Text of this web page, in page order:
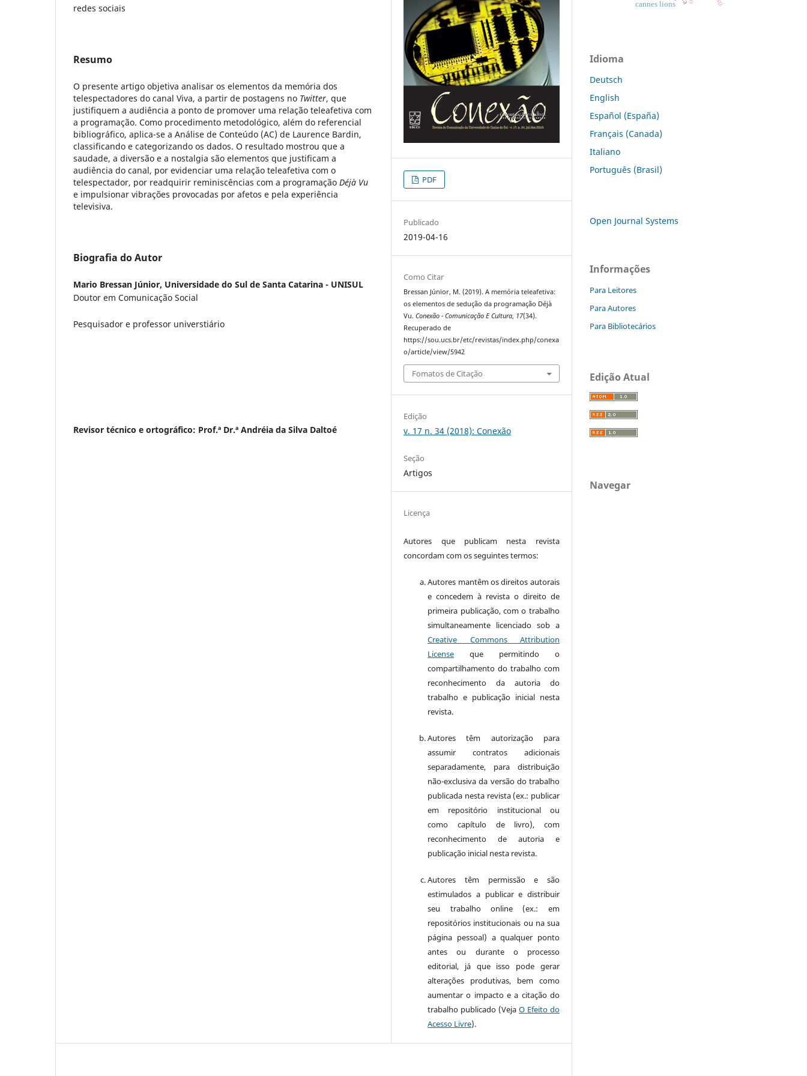
redes sociais
Resumo
O presente artigo objetiva analisar os elementos da memória dos
telespectadores do canal Viva, a partir de postagens no Twitter, que
justifiquem a audiência a ponto de promover uma relação teleafetiva com
a programação. Como procedimento metodológico, além do referencial
bibliográfico, aplica-se a Análise de Conteúdo (AC) de Laurence Bardin,
classificando e categorizando os dados. O resultado mostrou que a
saudade, a diversão e a nostalgia são elementos que justificam a
audiência do canal, por evidenciar uma relação teleafetiva com o
telespectador, por readquirir reminiscências com a programação Déjà Vu
e impulsionar vibrações provocadas por afetos e pela experiência
televisiva.
Biografia do Autor
Mario Bressan Júnior, Universidade do Sul de Santa Catarina - UNISUL
Doutor em Comunicação Social
Pesquisador e professor universtiário
Revisor técnico e ortográfico: Prof.ª Dr.ª Andréia da Silva Daltoé
PDF
Publicado
2019-04-16
Como Citar
Bressan Júnior, M. (2019). A memória teleafetiva:
os elementos de sedução da programação Déjà
Vu.Conexão - Comunicação E Cultura, 17(34).
Recuperado de
https://sou.ucs.br/etc/revistas/index.php/conexa
o/article/view/5942
Fomatos de Citação
Edição
v. 17 n. 34 (2018): Conexão
Seção
Artigos
Licença
Autores que publicam nesta revista
concordam com os seguintes termos:
Autores mantêm os direitos autorais
e concedem à revista o direito de
primeira publicação, com o trabalho
simultaneamente licenciado sob a
Creative Commons Attribution
License que permitindo o
compartilhamento do trabalho com
reconhecimento da autoria do
trabalho e publicação inicial nesta
revista.
Autores têm autorização para
assumir contratos adicionais
separadamente, para distribuição
não-exclusiva da versão do trabalho
publicada nesta revista (ex.: publicar
em repositório institucional ou
como capítulo de livro), com
reconhecimento de autoria e
publicação inicial nesta revista.
Autores têm permissão e são
estimulados a publicar e distribuir
seu trabalho online (ex.: em
repositórios institucionais ou na sua
página pessoal) a qualquer ponto
antes ou durante o processo
editorial, já que isso pode gerar
alterações produtivas, bem como
aumentar o impacto e a citação do
trabalho publicado (Veja O Efeito do
Acesso Livre).
cannes lions
Idioma
Deutsch
English
Español (España)
Français (Canada)
Italiano
Português (Brasil)
Open Journal Systems
Informações
Para Leitores
Para Autores
Para Bibliotecários
Edição Atual
Navegar